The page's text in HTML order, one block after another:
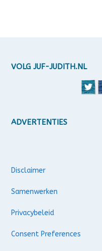
VOLG JUF-JUDITH.NL
ADVERTENTIES
Disclaimer
Samenwerken
Privacybeleid
Consent Preferences